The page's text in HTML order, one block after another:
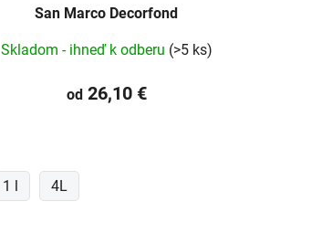
San Marco Decorfond
Skladom - ihneď k odberu (>5 ks)
od26,10 €
1 l 4L